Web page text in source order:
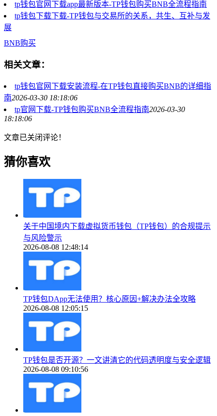
tp钱包官网下载app最新版本-TP钱包购买BNB全流程指南
tp钱包下载下载-TP钱包与交易所的关系，共生、互补与发
展
BNB购买
相关文章：
tp钱包官网下载安装流程-在TP钱包直接购买BNB的详细指
南2026-03-30 18:18:06
tp官网下载-TP钱包购买BNB全流程指南2026-03-30
18:18:06
文章已关闭评论！
猜你喜欢
关于中国境内下载虚拟货币钱包（TP钱包）的合规提示
与风险警示
2026-08-08 12:48:14
TP钱包DApp无法使用？核心原因+解决办法全攻略
2026-08-08 12:05:15
TP钱包是否开源？一文讲清它的代码透明度与安全逻辑
2026-08-08 09:10:56